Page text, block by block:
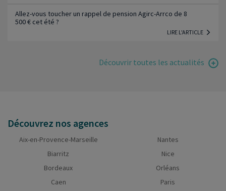
Allez-vous toucher un rappel de pension Agirc-Arrco de 8
500 € cet été ?
LIRE L'ARTICLE
Découvrir toutes les actualités
Découvrez nos agences
Aix-en-Provence-Marseille
Biarritz
Bordeaux
Caen
Nantes
Nice
Orléans
Paris